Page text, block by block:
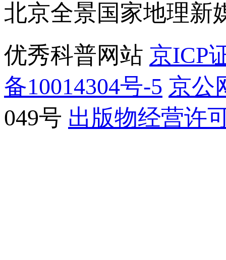
北京全景国家地理新
优秀科普网站 京ICP
备10014304号-5 京公
049号 出版物经营许